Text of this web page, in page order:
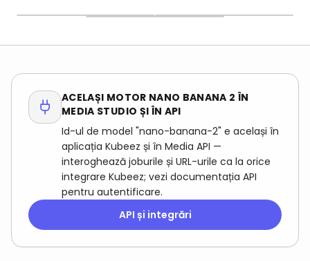
zoom.
ACELAȘI MOTOR NANO BANANA 2 ÎN
MEDIA STUDIO ȘI ÎN API
Id-ul de model "nano-banana-2" e același în
aplicația Kubeez și în Media API —
interoghează joburile și URL-urile ca la orice
integrare Kubeez; vezi documentația API
pentru autentificare.
API și integrări